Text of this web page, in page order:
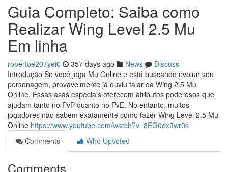
Guia Completo: Saiba como
Realizar Wing Level 2.5 Mu
Em linha
robertoe207yei0 357 days ago News
Discuss
Introdução Se você joga Mu Online e está buscando evoluir seu
personagem, provavelmente já ouviu falar da Wing 2.5 Mu
Online. Essas asas especiais oferecem atributos poderosos que
ajudam tanto no PvP quanto no PvE. No entanto, muitos
jogadores não sabem exatamente como fazer Wing Level 2.5 Mu
Online https://www.youtube.com/watch?v=8EG0dx9wr0s
Comments
Who Upvoted
Comments